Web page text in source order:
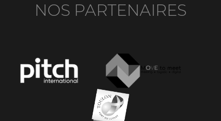
NOS PARTENAIRES